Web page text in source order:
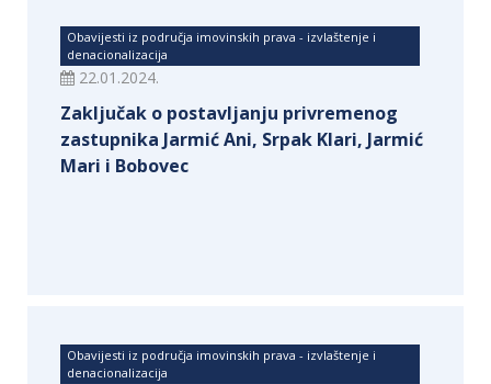
Obavijesti iz područja imovinskih prava - izvlaštenje i
denacionalizacija
22.01.2024.
Zaključak o postavljanju privremenog
zastupnika Jarmić Ani, Srpak Klari, Jarmić
Mari i Bobovec
Obavijesti iz područja imovinskih prava - izvlaštenje i
denacionalizacija